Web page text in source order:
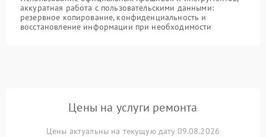
аккуратная работа с пользовательскими данными:
резервное копирование, конфиденциальность и
восстановление информации при необходимости
Цены на услуги ремонта
Цены актуальны на текущую дату 09.08.2026